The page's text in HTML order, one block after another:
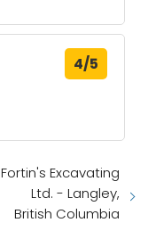
4/5
Fortin's Excavating
Ltd. - Langley,
British Columbia